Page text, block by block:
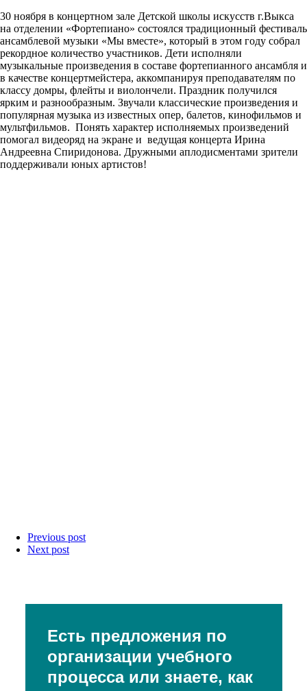
30 ноября в концертном зале Детской школы искусств г.Выкса
на отделении «Фортепиано» состоялся традиционный фестиваль
ансамблевой музыки «Мы вместе», который в этом году собрал
рекордное количество участников. Дети исполняли
музыкальные произведения в составе фортепианного ансамбля и
в качестве концертмейстера, аккомпанируя преподавателям по
классу домры, флейты и виолончели. Праздник получился
ярким и разнообразным. Звучали классические произведения и
популярная музыка из известных опер, балетов, кинофильмов и
мультфильмов. Понять характер исполняемых произведений
помогал видеоряд на экране и ведущая концерта Ирина
Андреевна Спиридонова. Дружными аплодисментами зрители
поддерживали юных артистов!
Previous post
Next post
Есть предложения по
организации учебного
процесса или знаете, как